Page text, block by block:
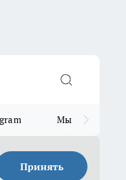
Мы в MAX
Принять